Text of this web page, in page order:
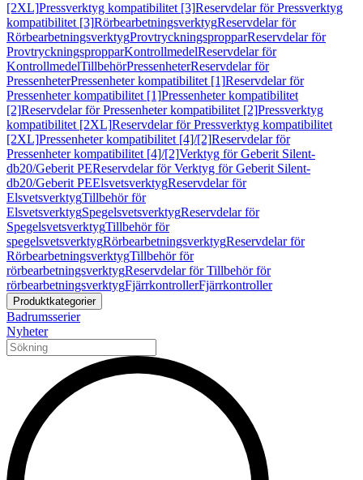
[2XL]Pressverktyg kompatibilitet [3]Reservdelar för Pressverktyg
kompatibilitet [3]RörbearbetningsverktygReservdelar för
RörbearbetningsverktygProvtryckningspropparReservdelar för
ProvtryckningspropparKontrollmedelReservdelar för
KontrollmedelTillbehörPressenheterReservdelar för
PressenheterPressenheter kompatibilitet [1]Reservdelar för
Pressenheter kompatibilitet [1]Pressenheter kompatibilitet
[2]Reservdelar för Pressenheter kompatibilitet [2]Pressverktyg
kompatibilitet [2XL]Reservdelar för Pressverktyg kompatibilitet
[2XL]Pressenheter kompatibilitet [4]/[2]Reservdelar för
Pressenheter kompatibilitet [4]/[2]Verktyg för Geberit Silent-
db20/Geberit PEReservdelar för Verktyg för Geberit Silent-
db20/Geberit PEElsvetsverktygReservdelar för
ElsvetsverktygTillbehör för
ElsvetsverktygSpegelsvetsverktygReservdelar för
SpegelsvetsverktygTillbehör för
spegelsvetsverktygRörbearbetningsverktygReservdelar för
RörbearbetningsverktygTillbehör för
rörbearbetningsverktygReservdelar för Tillbehör för
rörbearbetningsverktygFjärrkontrollerFjärrkontroller
Produktkategorier
Badrumsserier
Nyheter